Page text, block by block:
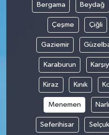
Bergama Beydağ
Çeşme Çiğli
Gaziemir
Karaburun
Kiraz Kınık
Menemen
Seferihisar Selçuk